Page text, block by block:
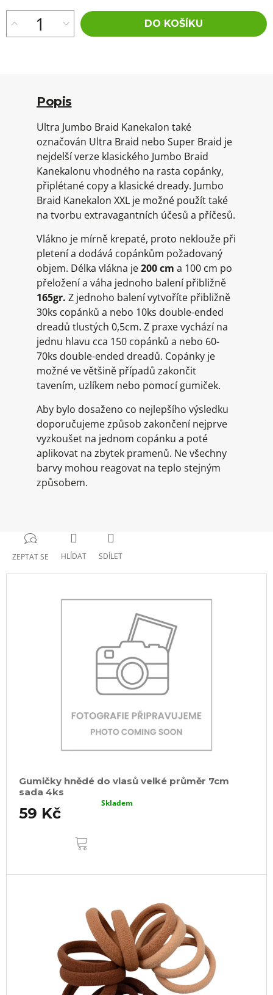
DO KOŠÍKU
Popis
Ultra Jumbo Braid Kanekalon také
označován Ultra Braid nebo Super Braid je
nejdelší verze klasického Jumbo Braid
Kanekalonu vhodného na rasta copánky,
připlétané copy a klasické dready. Jumbo
Braid Kanekalon XXL je možné použít také
na tvorbu extravagantních účesů a příčesů.
Vlákno je mírně krepaté, proto neklouže při
pletení a dodává copánkům požadovaný
objem. Délka vlákna je200 cm a 100 cm po
přeložení a váha jednoho balení přibližně
165gr. Z jednoho balení vytvoříte přibližně
30ks copánků a nebo 10ks double-ended
dreadů tlustých 0,5cm. Z praxe vychází na
jednu hlavu cca 150 copánků a nebo 60-
70ks double-ended dreadů. Copánky je
možné ve většině případů zakončit
tavením, uzlíkem nebo pomocí gumiček.
Aby bylo dosaženo co nejlepšího výsledku
doporučujeme způsob zakončení nejprve
vyzkoušet na jednom copánku a poté
aplikovat na zbytek pramenů. Ne všechny
barvy mohou reagovat na teplo stejným
způsobem.
ZEPTAT SE HLÍDAT SDÍLET
Gumičky hnědé do vlasů velké průměr 7cm
sada 4ks
59 Kč
Skladem